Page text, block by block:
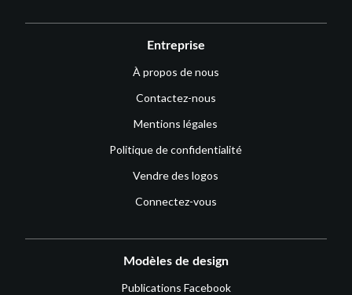
Entreprise
À propos de nous
Contactez-nous
Mentions légales
Politique de confidentialité
Vendre des logos
Connectez-vous
Modèles de design
Publications Facebook